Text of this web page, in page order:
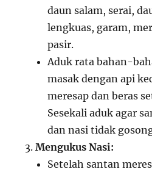
daun salam, serai,
lengkuas, garam,
pasir.
Aduk rata bahan-
masak dengan api
meresap dan beras
Sesekali aduk agar
dan nasi tidak
Mengukus Nasi:
Setelah santan